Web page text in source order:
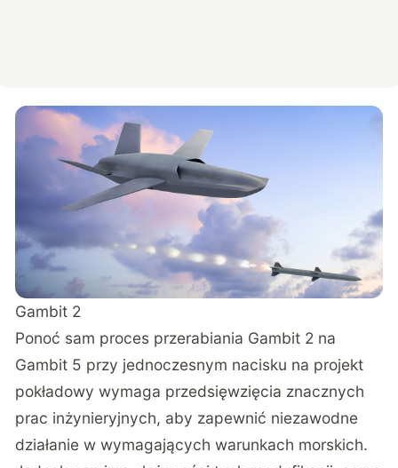
Gambit 2
Ponoć sam proces przerabiania Gambit 2 na
Gambit 5 przy jednoczesnym nacisku na projekt
pokładowy wymaga przedsięwzięcia znacznych
prac inżynieryjnych, aby zapewnić niezawodne
działanie w wymagających warunkach morskich.